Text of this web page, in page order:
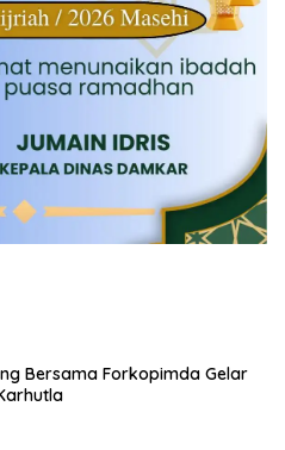
Bersama Forkopimda Gelar